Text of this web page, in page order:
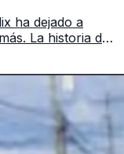
ha dejado a
La historia de